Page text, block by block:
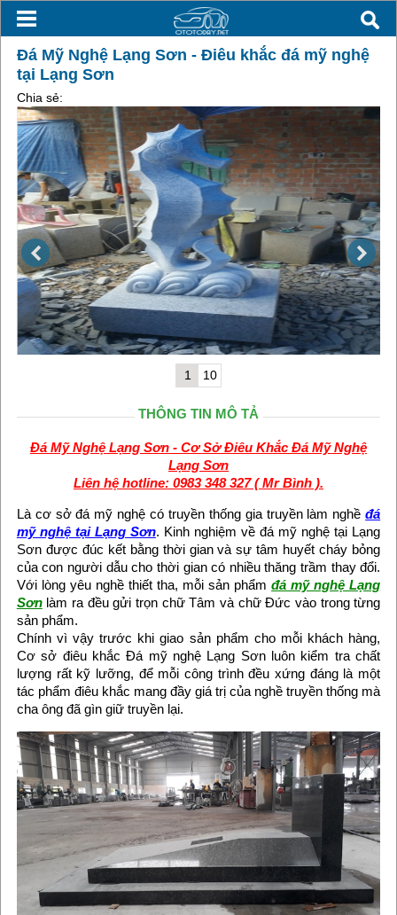
Đá Mỹ Nghệ Lạng Sơn - Điêu khắc đá mỹ nghệ
tại Lạng Sơn
Chia sẻ:
1 10
THÔNG TIN MÔ TẢ
Đá Mỹ Nghệ Lạng Sơn - Cơ Sở Điêu Khắc Đá Mỹ Nghệ
Lạng Sơn
Liên hệ hotline: 0983 348 327 ( Mr Bình ).
Là cơ sở đá mỹ nghệ có truyền thống gia truyền làm nghềđá
mỹ nghệ tại Lạng Sơn. Kinh nghiệm về đá mỹ nghệ tại Lạng
Sơn được đúc kết bằng thời gian và sự tâm huyết cháy bỏng
của con người dẫu cho thời gian có nhiều thăng trầm thay đổi.
Với lòng yêu nghề thiết tha, mỗi sản phẩmđá mỹ nghệ Lạng
Sơnlàm ra đều gửi trọn chữ Tâm và chữ Đức vào trong từng
sản phẩm.
Chính vì vậy trước khi giao sản phẩm cho mỗi khách hàng,
Cơ sở điêu khắc Đá mỹ nghệ Lạng Sơn luôn kiểm tra chất
lượng rất kỹ lưỡng, để mỗi công trình đều xứng đáng là một
tác phẩm điêu khắc mang đầy giá trị của nghề truyền thống mà
cha ông đã gìn giữ truyền lại.